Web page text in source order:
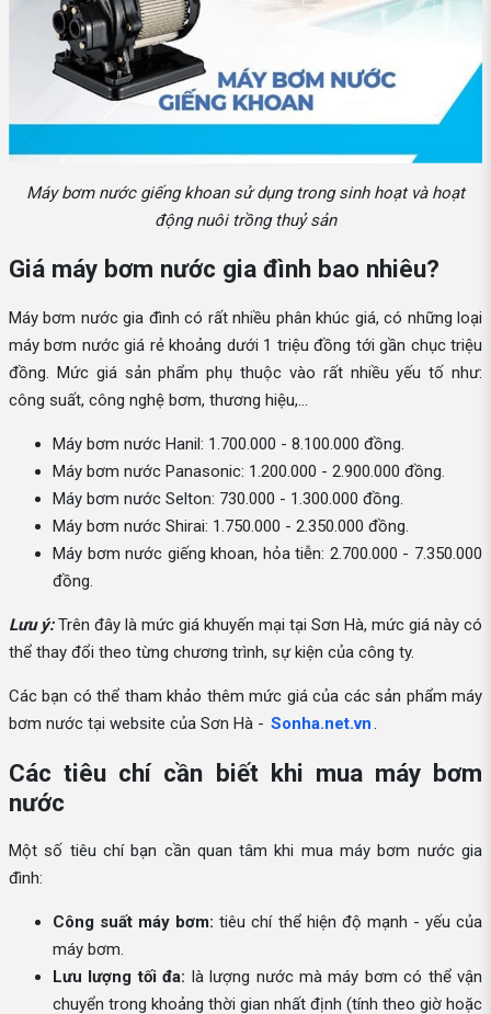
Máy bơm nước giếng khoan sử dụng trong sinh hoạt và hoạt
động nuôi trồng thuỷ sản
Giá máy bơm nước gia đình bao nhiêu?
Máy bơm nước gia đình có rất nhiều phân khúc giá, có những loại
máy bơm nước giá rẻ khoảng dưới 1 triệu đồng tới gần chục triệu
đồng. Mức giá sản phẩm phụ thuộc vào rất nhiều yếu tố như:
công suất, công nghệ bơm, thương hiệu,...
Máy bơm nước Hanil: 1.700.000 - 8.100.000 đồng.
Máy bơm nước Panasonic: 1.200.000 - 2.900.000 đồng.
Máy bơm nước Selton: 730.000 - 1.300.000 đồng.
Máy bơm nước Shirai: 1.750.000 - 2.350.000 đồng.
Máy bơm nước giếng khoan, hỏa tiễn: 2.700.000 - 7.350.000
đồng.
Lưu ý:Trên đây là mức giá khuyến mại tại Sơn Hà, mức giá này có
thể thay đổi theo từng chương trình, sự kiện của công ty.
Các bạn có thể tham khảo thêm mức giá của các sản phẩm máy
bơm nước tại website của Sơn Hà - Sonha.net.vn.
Các tiêu chí cần biết khi mua máy bơm
nước
Một số tiêu chí bạn cần quan tâm khi mua máy bơm nước gia
đình:
Công suất máy bơm: tiêu chí thể hiện độ mạnh - yếu của
máy bơm.
Lưu lượng tối đa: là lượng nước mà máy bơm có thể vận
chuyển trong khoảng thời gian nhất định (tính theo giờ hoặc